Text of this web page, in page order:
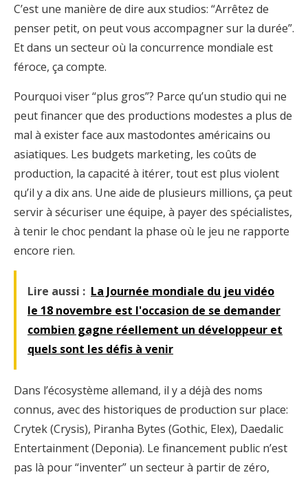
C’est une manière de dire aux studios: “Arrêtez de
penser petit, on peut vous accompagner sur la durée”.
Et dans un secteur où la concurrence mondiale est
féroce, ça compte.
Pourquoi viser “plus gros”? Parce qu’un studio qui ne
peut financer que des productions modestes a plus de
mal à exister face aux mastodontes américains ou
asiatiques. Les budgets marketing, les coûts de
production, la capacité à itérer, tout est plus violent
qu’il y a dix ans. Une aide de plusieurs millions, ça peut
servir à sécuriser une équipe, à payer des spécialistes,
à tenir le choc pendant la phase où le jeu ne rapporte
encore rien.
Lire aussi : La Journée mondiale du jeu vidéo
le 18 novembre est l'occasion de se demander
combien gagne réellement un développeur et
quels sont les défis à venir
Dans l’écosystème allemand, il y a déjà des noms
connus, avec des historiques de production sur place:
Crytek (Crysis), Piranha Bytes (Gothic, Elex), Daedalic
Entertainment (Deponia). Le financement public n’est
pas là pour “inventer” un secteur à partir de zéro,